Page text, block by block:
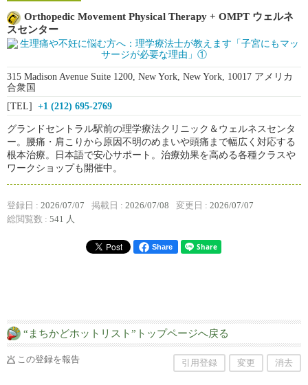
Orthopedic Movement Physical Therapy + OMPT ウェルネ
スセンター
315 Madison Avenue Suite 1200, New York, New York, 10017 アメリカ
合衆国
[TEL] +1 (212) 695-2769
グランドセントラル駅前の理学療法クリニック＆ウェルネスセンタ
ー。腰痛・肩こりから原因不明のめまいや頭痛まで幅広く対応する
根本治療。日本語で安心サポート。治療効果を高める各種クラスや
ワークショップも開催中。
登録日 : 2026/07/07 掲載日 : 2026/07/08 変更日 : 2026/07/07
総閲覧数 : 541 人
Share
“まちかどホットリスト”トップページへ戻る
この登録を報告 引用登録 変更 消去